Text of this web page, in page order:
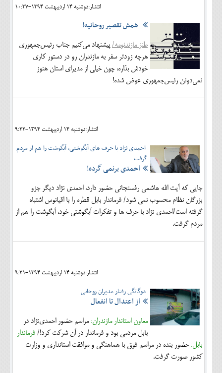
انتشار:دوشنبه 14 ارديبهشت 1394-10:37
همش تقصیر روحانیه!
طنز مازندنومه/پیشنهاد می‌کنیم جناب رئیس‌جمهوری
هرچه زودتر سفر به مازندران رو در دستور کاری
خودش بذاره، چون خیلی از مدیرای استان هنوز
نمی‌دونن رئیس‌جمهوری عوض شده!
انتشار:دوشنبه 14 ارديبهشت 1394-9:22
احمدی نژاد با حرف های آبگوشتی، آبگوشت را هم از مردم
گرفت
احمدی برنمی گرده!
جایی که آیت الله هاشمی رفسنجانی حضور دارد، احمدی نژاد دیگر جزو
بزرگان نظام محسوب نمی شود/ فرماندار بابل قطره را با اقیانوس اشتباه
گرفته است/احمدی نژاد با حرف ها و تفکرات آبگوشتی خود، آبگوشت را هم از
مردم گرفت.
انتشار:دوشنبه 14 ارديبهشت 1394-9:21
دوگانگی رفتار مدیران روحانی
از اعتدال تا انفعال
معاون استاندار مازندران: مراسم حضور احمدی‌نژاد در
بابل مردمی بود و فرماندار در آن شرکت کرد!/ فرماندار
بابل: حضور بنده در مراسم فوق با هماهنگی و موافقت استانداری و وزارت
کشور صورت گرفت.